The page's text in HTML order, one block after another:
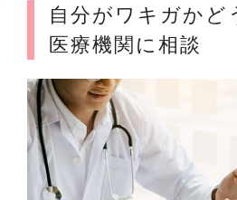
自分がワキガかど
医療機関に相談